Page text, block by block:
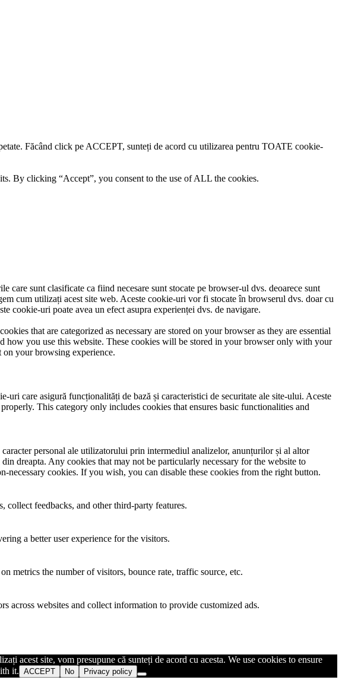
Făcând click pe ACCEPT, sunteți de acord cu utilizarea pentru TOATE cookie-
By clicking “Accept”, you consent to the use of ALL the cookies.
sunt clasificate ca fiind necesare sunt stocate pe browser-ul dvs. deoarece sunt
cum utilizați acest site web. Aceste cookie-uri vor fi stocate în browserul dvs. doar cu
cookie-uri poate avea un efect asupra experienței dvs. de navigare.
that are categorized as necessary are stored on your browser as they are essential
how you use this website. These cookies will be stored in your browser only with your
on your browsing experience.
uri care asigură funcționalități de bază și caracteristici de securitate ale site-ului. Aceste
This category only includes cookies that ensures basic functionalities and
personal ale utilizatorului prin intermediul analizelor, anunțurilor și al altor
dreapta. Any cookies that may not be particularly necessary for the website to
necessary cookies. If you wish, you can disable these cookies from the right button.
feedbacks, and other third-party features.
a better user experience for the visitors.
metrics the number of visitors, bounce rate, traffic source, etc.
across websites and collect information to provide customized ads.
acest site, vom presupune că sunteți de acord cu acesta. We use cookies to ensure
it. ACCEPT No Privacy policy